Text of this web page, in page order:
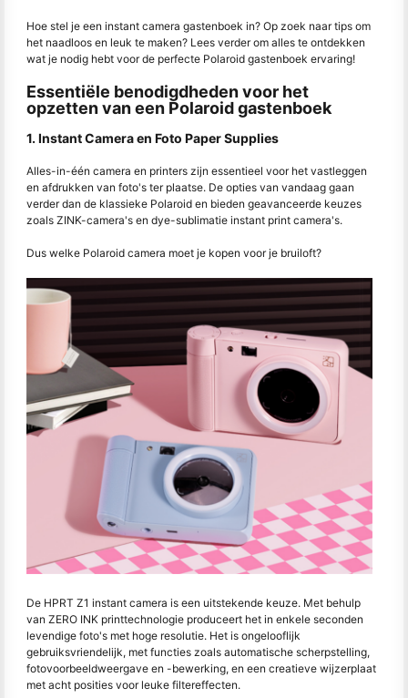
Hoe stel je een instant camera gastenboek in? Op zoek naar tips om
het naadloos en leuk te maken? Lees verder om alles te ontdekken
wat je nodig hebt voor de perfecte Polaroid gastenboek ervaring!
Essentiële benodigdheden voor het
opzetten van een Polaroid gastenboek
1. Instant Camera en Foto Paper Supplies
Alles-in-één camera en printers zijn essentieel voor het vastleggen
en afdrukken van foto's ter plaatse. De opties van vandaag gaan
verder dan de klassieke Polaroid en bieden geavanceerde keuzes
zoals ZINK-camera's en dye-sublimatie instant print camera's.
Dus welke Polaroid camera moet je kopen voor je bruiloft?
De HPRT Z1 instant camera is een uitstekende keuze. Met behulp
van ZERO INK printtechnologie produceert het in enkele seconden
levendige foto's met hoge resolutie. Het is ongelooflijk
gebruiksvriendelijk, met functies zoals automatische scherpstelling,
fotovoorbeeldweergave en -bewerking, en een creatieve wijzerplaat
met acht posities voor leuke filtereffecten.